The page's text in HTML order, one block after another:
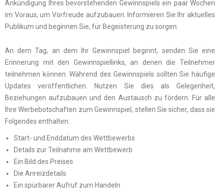
Ankündigung Ihres bevorstehenden Gewinnspiels ein paar Wochen
im Voraus, um Vorfreude aufzubauen. Informieren Sie Ihr aktuelles
Publikum und beginnen Sie, für Begeisterung zu sorgen.
An dem Tag, an dem Ihr Gewinnspiel beginnt, senden Sie eine
Erinnerung mit den Gewinnspiellinks, an denen die Teilnehmer
teilnehmen können. Während des Gewinnspiels sollten Sie häufige
Updates veröffentlichen. Nutzen Sie dies als Gelegenheit,
Beziehungen aufzubauen und den Austausch zu fördern. Für alle
Ihre Werbebotschaften zum Gewinnspiel, stellen Sie sicher, dass sie
Folgendes enthalten:
Start- und Enddatum des Wettbewerbs
Details zur Teilnahme am Wettbewerb
Ein Bild des Preises
Die Anreizdetails
Ein spürbarer Aufruf zum Handeln